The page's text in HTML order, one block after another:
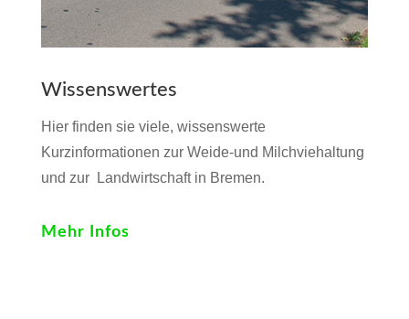
Wissenswertes
Hier finden sie viele, wissenswerte
Kurzinformationen zur Weide-und Milchviehaltung
und zur Landwirtschaft in Bremen.
Mehr Infos